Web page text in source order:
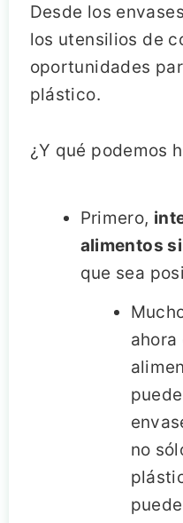
Desde los
los utensilios de
oportunidades
plástico.
¿Y qué podemos
Primero,
alimentos
que sea
no